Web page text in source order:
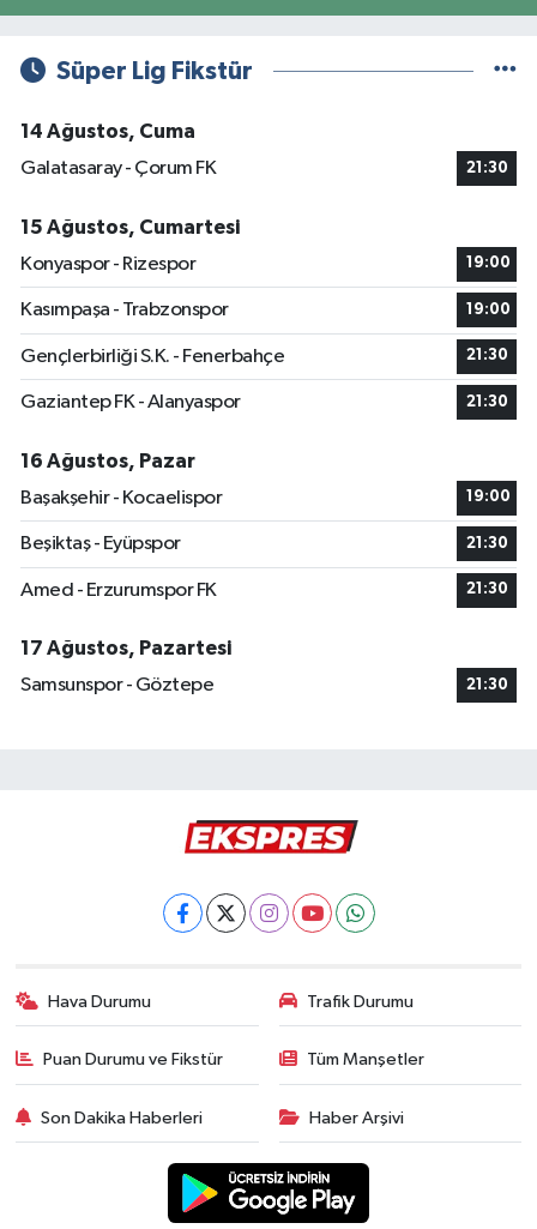
Süper Lig Fikstür
14 Ağustos, Cuma
Galatasaray - Çorum FK
21:30
15 Ağustos, Cumartesi
Konyaspor - Rizespor
19:00
Kasımpaşa - Trabzonspor 19:00
Gençlerbirliği S.K. - Fenerbahçe 21:30
Gaziantep FK - Alanyaspor 21:30
16 Ağustos, Pazar
Başakşehir - Kocaelispor
19:00
Beşiktaş - Eyüpspor 21:30
Amed - Erzurumspor FK 21:30
17 Ağustos, Pazartesi
Samsunspor - Göztepe
21:30
Hava Durumu Trafik Durumu
Puan Durumu ve Fikstür Tüm Manşetler
Son Dakika Haberleri Haber Arşivi